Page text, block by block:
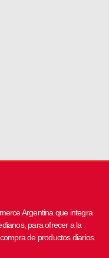
Argentina que integra
para ofrecer a la
de productos diarios.